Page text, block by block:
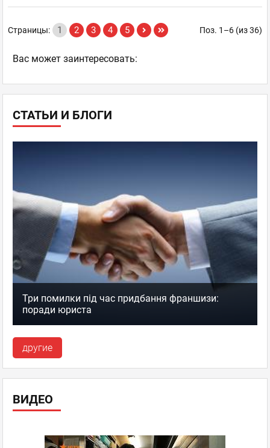
СТАТЬИ И БЛОГИ
Три помилки під час придбання франшизи:
поради юриста
другие
ВИДЕО
Поз. 1–6 (из 36)
Страницы: 1 2 3 4 5
Ваc может заинтересовать: